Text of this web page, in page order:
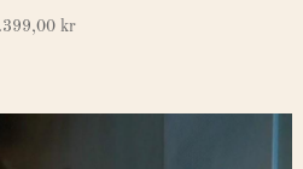
kr